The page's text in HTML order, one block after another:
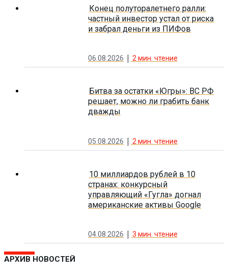
Конец полуторалетнего ралли:
частный инвестор устал от риска
и забрал деньги из ПИФов
06.08.2026 2 мин. чтение
Битва за остатки «Югры»: ВС РФ
решает, можно ли грабить банк
дважды
05.08.2026 2 мин. чтение
10 миллиардов рублей в 10
странах: конкурсный
управляющий «Гугла» догнал
американские активы Google
04.08.2026 3 мин. чтение
АРХИВ НОВОСТЕЙ